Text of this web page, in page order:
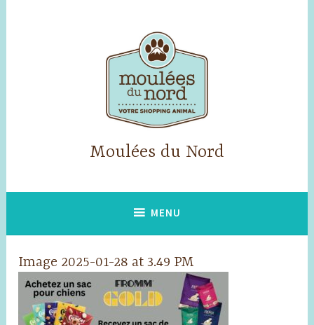
Moulées du Nord
MENU
Image 2025-01-28 at 3.49 PM